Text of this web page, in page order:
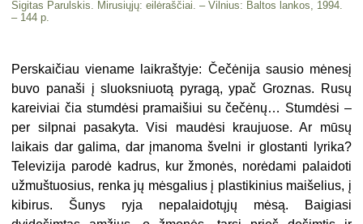
Sigitas Parulskis. Mirusiųjų: eilėraščiai. – Vilnius: Baltos lankos, 1994.
– 144 p.
Perskaičiau viename laikraštyje: Čečė­nija sausio mėnesį
buvo panaši į sluoks­niuotą pyragą, ypač Groznas. Rusų
karei­viai čia stumdėsi pramaišiui su čečėnų… Stumdėsi –
per silpnai pasakyta. Visi maudėsi kraujuose. Ar mūsų
laikais dar galima, dar įmanoma švelni ir glostanti ly­rika?
Televizija parodė kadrus, kur žmonės, norėdami palaidoti
užmuštuo­sius, renka jų mėsgalius į plastikinius mai­šelius, į
kibirus. Šunys ryja nepalaidotųjų mėsą. Baigiasi